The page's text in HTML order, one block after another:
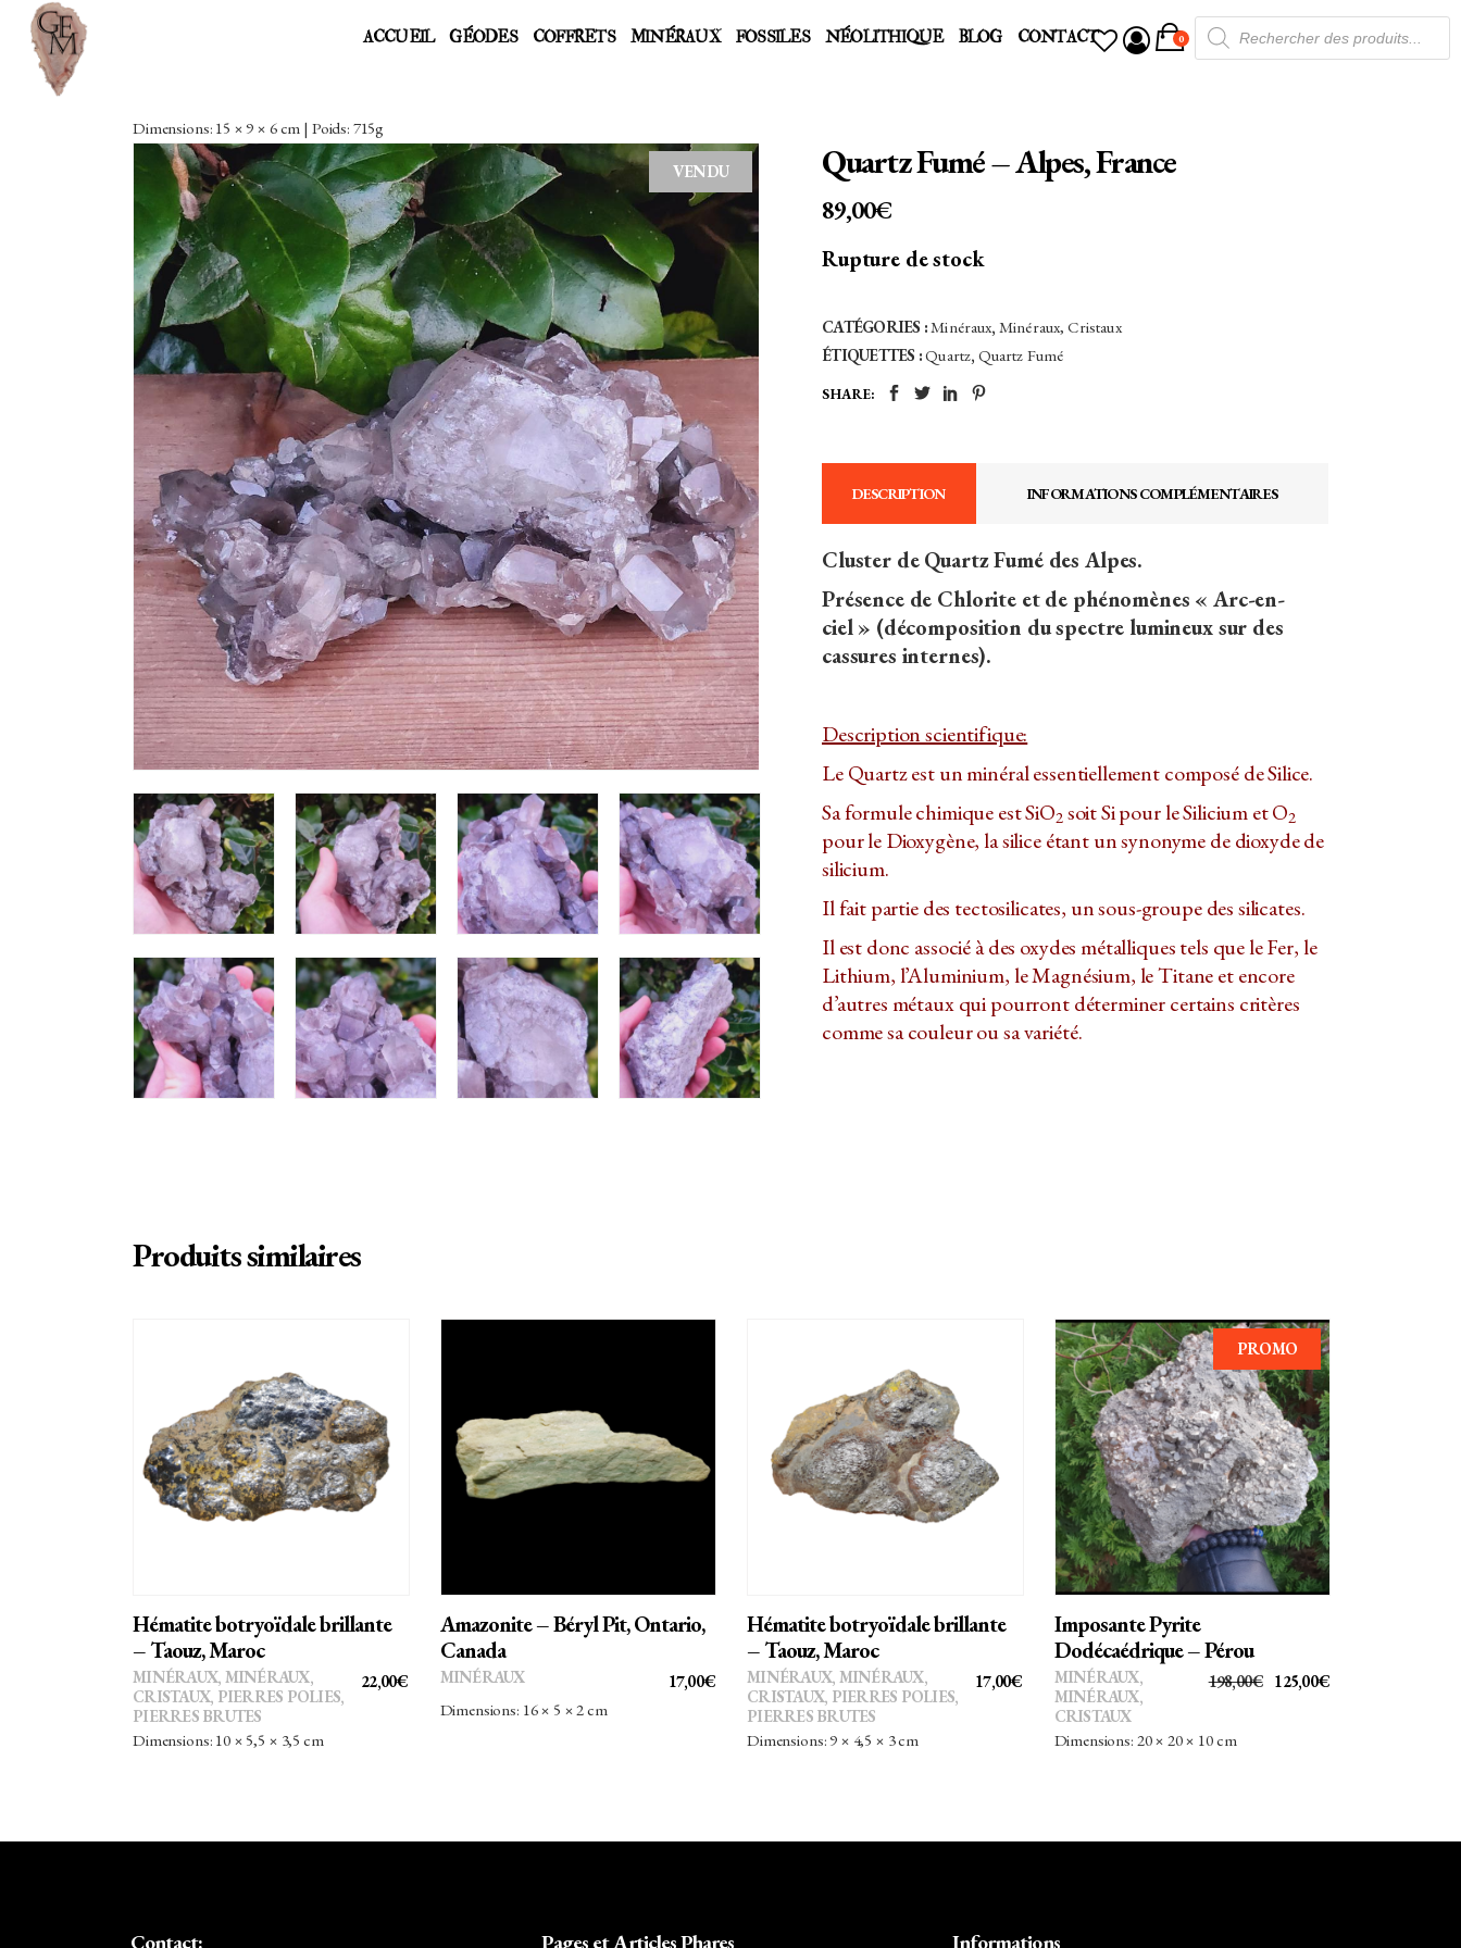
ACCUEIL GÉODES COFFRETS MINÉRAUX FOSSILES NÉOLITHIQUE BLOG CONTACT 0
Recherche
de
produits
Dimensions: 15 × 9 × 6 cm | Poids: 715g
VENDU Quartz Fumé – Alpes, France
89,00€
Rupture de stock
CATÉGORIES :Minéraux, Minéraux, Cristaux
ÉTIQUETTES :Quartz, Quartz Fumé
SHARE:
DESCRIPTION INFORMATIONS COMPLÉMENTAIRES
Cluster de Quartz Fumé des Alpes.
Présence de Chlorite et de phénomènes « Arc-en-
ciel » (décomposition du spectre lumineux sur des
cassures internes).
Description scientifique:
Le Quartz est un minéral essentiellement composé de Silice.
Sa formule chimique est SiO2 soit Si pour le Silicium et O2
pour le Dioxygène, la silice étant un synonyme de dioxyde de
silicium.
Il fait partie des tectosilicates, un sous-groupe des silicates.
Il est donc associé à des oxydes métalliques tels que le Fer, le
Lithium, l’Aluminium, le Magnésium, le Titane et encore
d’autres métaux qui pourront déterminer certains critères
comme sa couleur ou sa variété.
Produits similaires
AJOUTER AU PANIER
Hématite botryoïdale brillante
– Taouz, Maroc
22,00€
MINÉRAUX, MINÉRAUX,
CRISTAUX, PIERRES POLIES,
PIERRES BRUTES
Dimensions: 10 × 5,5 × 3,5 cm
AJOUTER AU PANIER
Amazonite – Béryl Pit, Ontario,
Canada
17,00€
MINÉRAUX
Dimensions: 16 × 5 × 2 cm
AJOUTER AU PANIER
Hématite botryoïdale brillante
– Taouz, Maroc
17,00€
MINÉRAUX, MINÉRAUX,
CRISTAUX, PIERRES POLIES,
PIERRES BRUTES
Dimensions: 9 × 4,5 × 3 cm
PROMO
AJOUTER AU PANIER
Imposante Pyrite
Dodécaédrique – Pérou
198,00€
LE
125,00€LE
MINÉRAUX,
MINÉRAUX,
CRISTAUX
Dimensions: 20 × 20 × 10 cm
Contact: Pages et Articles Phares Informations